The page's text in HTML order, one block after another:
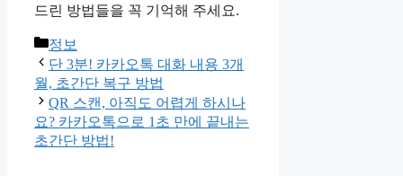
드린 방법들을 꼭 기억해 주세요.
카
테
고
리
정보
단 3분! 카카오톡 대화 내용 3개
월, 초간단 복구 방법
QR 스캔, 아직도 어렵게 하시나
요? 카카오톡으로 1초 만에 끝내는
초간단 방법!